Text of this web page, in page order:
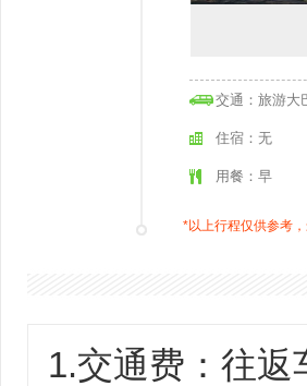
交通：旅游大
住宿：无
用餐：早
*以上行程仅供参考
1.交通费：往返